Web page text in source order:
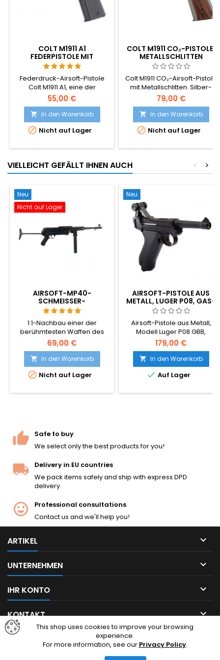
COLT M1911 A1
FEDERPISTOLE MIT
METALLSCHLITTEN
Federdruck-Airsoft-Pistole
Colt M1911 A1, eine der
realistischsten Federdruck-
Nachbildungen –
leistungsstark, präzise, liegt
gut in der Hand und ist
einfach zu bedienen. Das
dafür, dass sich das BB im
bessere Präzision und
Reichweite erzielt werden.
55,00 €
 In den Warenkorb
 Nicht auf Lager
COLT M1911 CO₂-PISTOLE,
METALLSCHLITTEN
Colt M1911 CO₂-Airsoft-Pistole
mit Metallschlitten. Silber-
Holz-Farbe.
79,00 €
 In den Warenkorb
 Nicht auf Lager
VIELLEICHT GEFÄLLT IHNEN AUCH >
<
Neu
Nicht auf Lager
AIRSOFT-MP40-
SCHMEISSER-
FEDERANTRIEB-
MASCHINENPISTOLE
1:1-Nachbau einer der
berühmtesten Waffen des
Zweiten Weltkriegs – der
MP40 Schmeisser. Aus
Kunststoff gefertigt.
69,00 €
 In den Warenkorb
 Nicht auf Lager
Neu
AIRSOFT-PISTOLE AUS
METALL, LUGER P08, GAS-
BLOWBACK
Airsoft-Pistole aus Metall,
Modell Luger P08 GBB,
betrieben mit Green Gas. Eine
Nachbildung einer der
legendärsten Pistolen aller
Zeiten, hergestellt in Taiwan,
komplett aus Metall, schwer
179,00 €
 In den Warenkorb
 Auf Lager
Safe to buy
We select only the best products for you!
Delivery in EU countries
We pack items safely and ship with express DPD
delivery.
Professional consultations
Contact us and we'll help you!
ARTIKEL 
UNTERNEHMEN 
IHR KONTO 
KONTAKT 
This shop uses cookies to improve your browsing
experience.
For more information, see our Privacy Policy.
FacebookInstagram